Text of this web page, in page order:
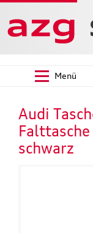
Menü
Audi
schwarz